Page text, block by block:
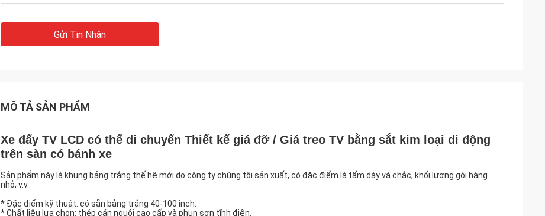
Gửi Tin Nhắn
MÔ TẢ SẢN PHẨM
Xe đẩy TV LCD có thể di chuyển Thiết kế giá đỡ / Giá treo TV bằng sắt kim loại di động
trên sàn có bánh xe
Sản phẩm này là khung bảng trắng thế hệ mới do công ty chúng tôi sản xuất, có đặc điểm là tấm dày và chắc, khối lượng gói hàng
nhỏ, v.v.
* Đặc điểm kỹ thuật: có sẵn bảng trắng 40-100 inch.
* Chất liệu lựa chọn: thép cán nguội cao cấp và phun sơn tĩnh điện.